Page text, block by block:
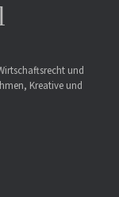
und
Kreative und